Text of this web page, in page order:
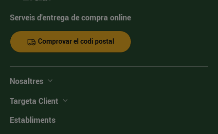
Serveis d'entrega de compra online
Comprovar el codi postal
Nosaltres
Targeta Client
Establiments